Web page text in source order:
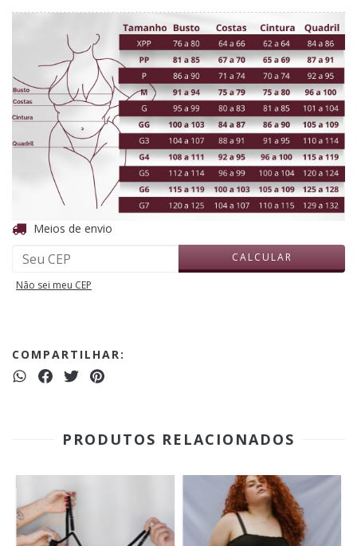
Entregas para o CEP:
Meios de envio
CALCULAR
Não sei meu CEP
COMPARTILHAR:
PRODUTOS RELACIONADOS